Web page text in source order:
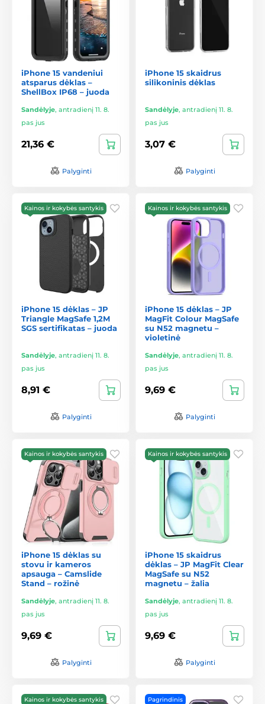
iPhone 15 vandeniui
atsparus dėklas –
ShellBox IP68 – juoda
Sandėlyje, antradienį 11. 8.
pas jus
21,36 €
Palyginti
iPhone 15 skaidrus
silikoninis dėklas
Sandėlyje, antradienį 11. 8.
pas jus
3,07 €
Palyginti
Kainos ir kokybės santykis
iPhone 15 dėklas – JP
Triangle MagSafe 1,2M
SGS sertifikatas – juoda
Sandėlyje, antradienį 11. 8.
pas jus
8,91 €
Palyginti
Kainos ir kokybės santykis
iPhone 15 dėklas – JP
MagFit Colour MagSafe
su N52 magnetu –
violetinė
Sandėlyje, antradienį 11. 8.
pas jus
9,69 €
Palyginti
Kainos ir kokybės santykis
iPhone 15 dėklas su
stovu ir kameros
apsauga – Camslide
Stand – rožinė
Sandėlyje, antradienį 11. 8.
pas jus
9,69 €
Palyginti
Kainos ir kokybės santykis
iPhone 15 skaidrus
dėklas – JP MagFit Clear
MagSafe su N52
magnetu – žalia
Sandėlyje, antradienį 11. 8.
pas jus
9,69 €
Palyginti
Kainos ir kokybės santykis Pagrindinis